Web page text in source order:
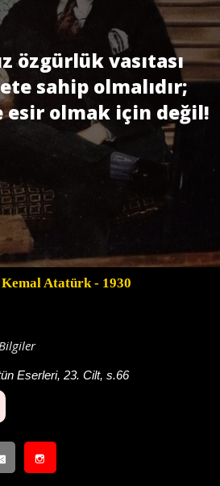
özgürlük vasıtası
sahip olmalıdır;
esir olmak için değil!
Atatürk- 1930
Eserleri, 23. Cilt, s.66